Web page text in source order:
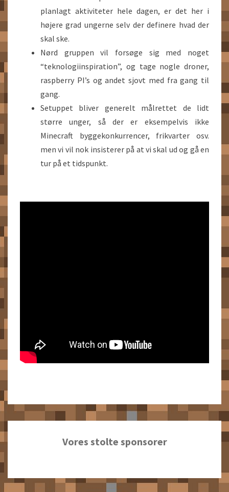
planlagt aktiviteter hele dagen, er det her i
højere grad ungerne selv der definere hvad der
skal ske.
Nørd gruppen vil forsøge sig med noget
“teknologiinspiration”, og tage nogle droner,
raspberry PI’s og andet sjovt med fra gang til
gang.
Setuppet bliver generelt målrettet de lidt
større unger, så der er eksempelvis ikke
Minecraft byggekonkurrencer, frikvarter osv.
men vi vil nok insisterer på at vi skal ud og gå en
tur på et tidspunkt.
Vores stolte sponsorer